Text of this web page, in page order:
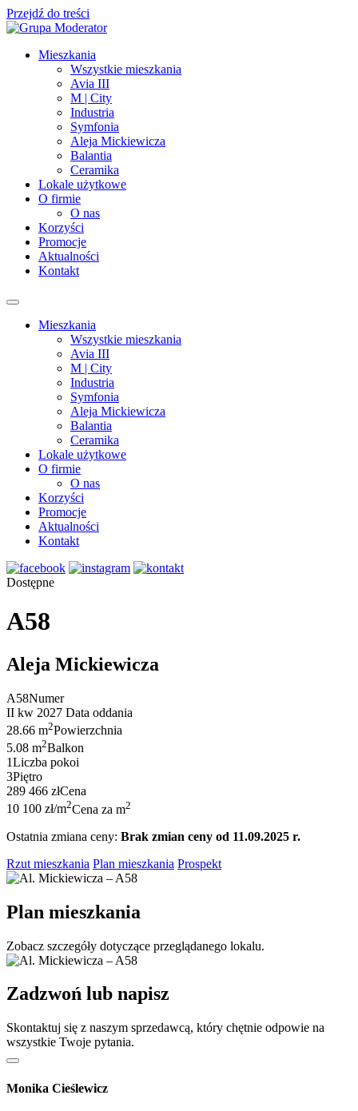
Przejdź do treści
Mieszkania
Wszystkie mieszkania
Avia III
M | City
Industria
Symfonia
Aleja Mickiewicza
Balantia
Ceramika
Lokale użytkowe
O firmie
O nas
Korzyści
Promocje
Aktualności
Kontakt
Mieszkania
Wszystkie mieszkania
Avia III
M | City
Industria
Symfonia
Aleja Mickiewicza
Balantia
Ceramika
Lokale użytkowe
O firmie
O nas
Korzyści
Promocje
Aktualności
Kontakt
Dostępne
A58
Aleja Mickiewicza
A58Numer
II kw 2027 Data oddania
28.66 m2Powierzchnia
5.08 m2Balkon
1Liczba pokoi
3Piętro
289 466 złCena
10 100 zł/m2Cena za m2
Ostatnia zmiana ceny: Brak zmian ceny od 11.09.2025 r.
Rzut mieszkania Plan mieszkania Prospekt
Plan mieszkania
Zobacz szczegóły dotyczące przeglądanego lokalu.
Zadzwoń lub napisz
Skontaktuj się z naszym sprzedawcą, który chętnie odpowie na
wszystkie Twoje pytania.
Monika Cieślewicz